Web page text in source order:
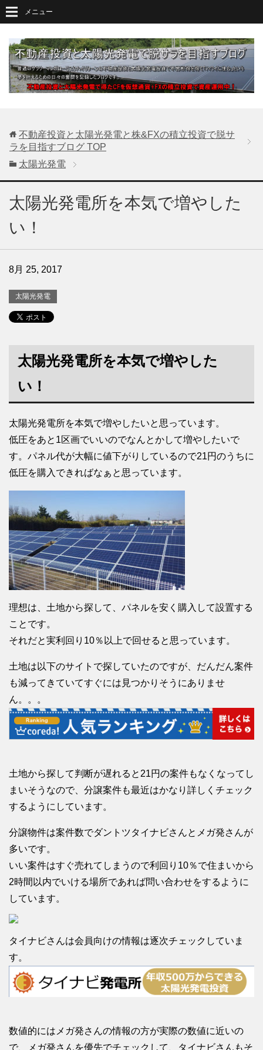
メニュー
不動産投資と太陽光発電と株&FXの積立投資で脱サ
ラを目指すブログ TOP
太陽光発電
太陽光発電所を本気で増やした
い！
8月 25, 2017
太陽光発電
太陽光発電所を本気で増やした
い！
太陽光発電所を本気で増やしたいと思っています。
低圧をあと1区画でいいのでなんとかして増やしたいで
す。パネル代が大幅に値下がりしているので21円のうちに
低圧を購入できればなぁと思っています。
理想は、土地から探して、パネルを安く購入して設置する
ことです。
それだと実利回り10％以上で回せると思っています。
土地は以下のサイトで探していたのですが、だんだん案件
も減ってきていてすぐには見つかりそうにありませ
ん。。。
土地から探して判断が遅れると21円の案件もなくなってし
まいそうなので、分譲案件も最近はかなり詳しくチェック
するようにしています。
分譲物件は案件数でダントツタイナビさんとメガ発さんが
多いです。
いい案件はすぐ売れてしまうので利回り10％で住まいから
2時間以内でいける場所であれば問い合わせをするように
しています。
タイナビさんは会員向けの情報は逐次チェックしていま
す。
数値的にはメガ発さんの情報の方が実際の数値に近いの
で、メガ発さんを優先でチェックして、タイナビさんもそ